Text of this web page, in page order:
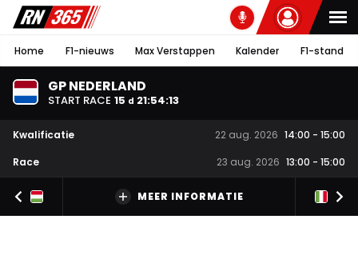
Home F1-nieuws Max Verstappen Kalender F1-stand
GP NEDERLAND
START RACE 15 d 21:54:12
Kwalificatie 22 aug. 2026 14:00 - 15:00
Race
23 aug. 2026 13:00 - 15:00
MEER INFORMATIE